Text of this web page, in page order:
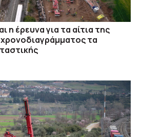
η έρευνα για τα αίτια της
τα